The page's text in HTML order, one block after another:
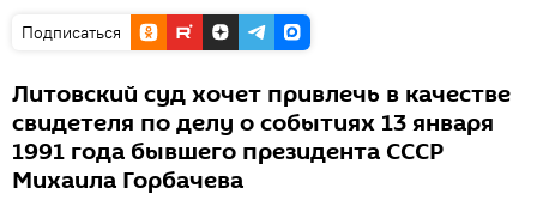
Подписаться
Литовский суд хочет привлечь в качестве
свидетеля по делу о событиях 13 января
1991 года бывшего президента СССР
Михаила Горбачева